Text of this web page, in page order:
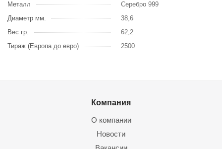
Металл
Серебро 999
Диаметр мм.
38,6
Вес гр.
62,2
Тираж (Европа до евро)
2500
Компания
О компании
Новости